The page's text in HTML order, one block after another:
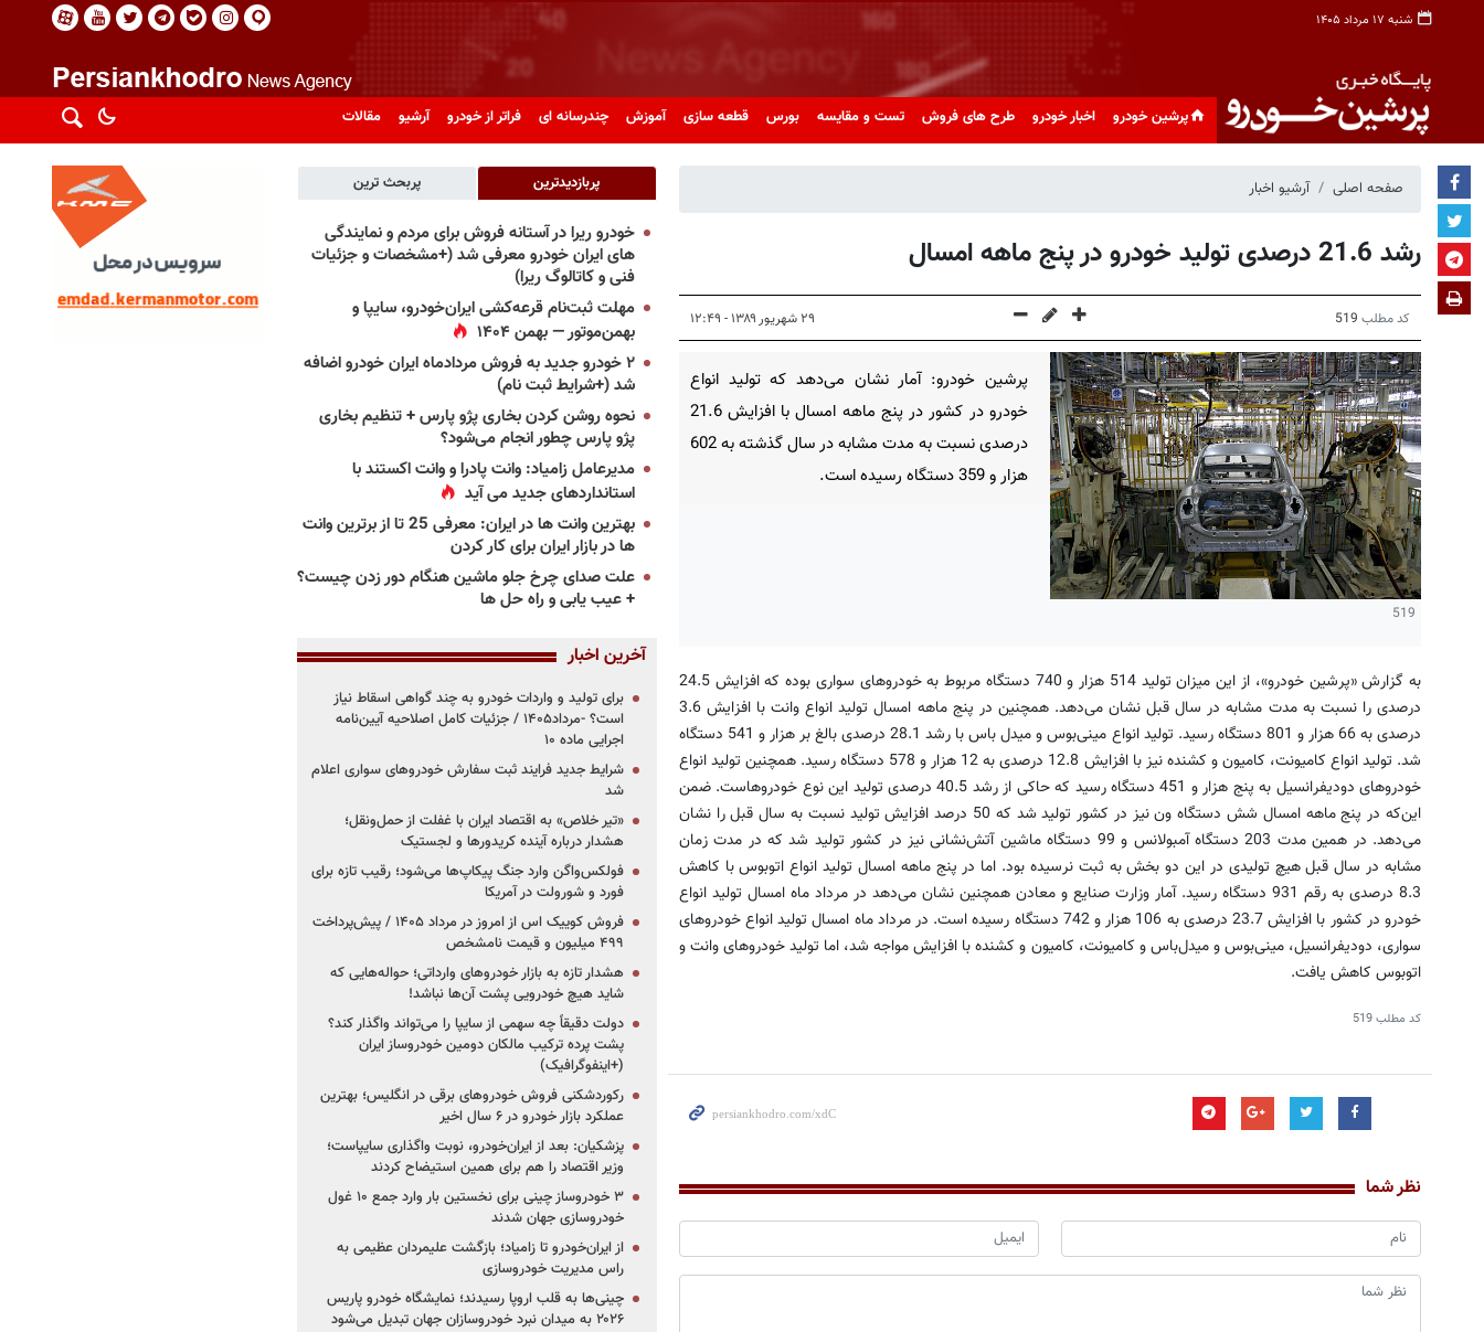
شنبه ۱۷ مرداد ۱۴۰۵
پرشین خودرو اخبار خودرو طرح های فروش تست و مقایسه بورس قطعه سازی آموزش چندرسانه ای فراتر از خودرو آرشیو مقالات
صفحه اصلی آرشیو اخبار
رشد 21.6 درصدی تولید خودرو در پنج ماهه امسال
کد مطلب 519 ۲۹ شهریور ۱۳۸۹ - ۱۲:۴۹
519
پرشین خودرو: آمار نشان می‌دهد كه تولید انواع
خودرو در كشور در پنج ماهه امسال با افزایش 21.6
درصدی نسبت به مدت مشابه در سال گذشته به 602
هزار و 359 دستگاه رسیده است.
به گزارش «پرشین خودرو»، از این میزان تولید 514 هزار و 740 دستگاه مربوط به خودروهای سواری بوده كه افزایش 24.5
درصدی را نسبت به مدت مشابه در سال قبل نشان می‌دهد. همچنین در پنج ماهه امسال تولید انواع وانت با افزایش 3.6
درصدی به 66 هزار و 801 دستگاه رسید. تولید انواع مینی‌بوس و میدل باس با رشد 28.1 درصدی بالغ بر هزار و 541 دستگاه
شد. تولید انواع كامیونت، كامیون و كشنده نیز با افزایش 12.8 درصدی به 12 هزار و 578 دستگاه رسید. همچنین تولید انواع
خودروهای دودیفرانسیل به پنج هزار و 451 دستگاه رسید كه حاكی از رشد 40.5 درصدی تولید این نوع خودروهاست. ضمن
این‌كه در پنج ماهه امسال شش دستگاه ون نیز در كشور تولید شد كه 50 درصد افزایش تولید نسبت به سال قبل را نشان
می‌دهد. در همین مدت 203 دستگاه آمبولانس و 99 دستگاه ماشین آتش‌نشانی نیز در كشور تولید شد كه در مدت زمان
مشابه در سال قبل هیچ تولیدی در این دو بخش به ثبت نرسیده بود. اما در پنج ماهه امسال تولید انواع اتوبوس با كاهش
8.3 درصدی به رقم 931 دستگاه رسید. آمار وزارت صنایع و معادن همچنین نشان می‌دهد در مرداد ماه امسال تولید انواع
خودرو در كشور با افزایش 23.7 درصدی به 106 هزار و 742 دستگاه رسیده است. در مرداد ماه امسال تولید انواع خودروهای
سواری، دودیفرانسیل، مینی‌بوس و میدل‌باس و كامیونت، كامیون و كشنده با افزایش مواجه شد، اما تولید خودروهای وانت و
اتوبوس كاهش یافت.
کد مطلب519
نظر شما
پربازدیدترین پربحث ترین
خودرو ریرا در آستانه فروش برای مردم و نمایندگی
های ایران خودرو معرفی شد (+مشخصات و جزئیات
فنی و کاتالوگ ریرا)
مهلت ثبت‌نام قرعه‌کشی ایران‌خودرو، سایپا و
بهمن‌موتور — بهمن ۱۴۰۴
۲ خودرو جدید به فروش مردادماه ایران خودرو اضافه
شد (+شرایط ثبت نام)
نحوه روشن کردن بخاری پژو پارس + تنظیم بخاری
پژو پارس چطور انجام می‌شود؟
مدیرعامل زامیاد: وانت پادرا و وانت اکستند با
استانداردهای جدید می آید
بهترین وانت ها در ایران: معرفی 25 تا از برترین وانت
ها در بازار ایران برای کار کردن
علت صدای چرخ جلو ماشین هنگام دور زدن چیست؟
+ عیب یابی و راه حل ها
آخرین اخبار
برای تولید و واردات خودرو به چند گواهی اسقاط نیاز
است؟ -مرداد۱۴۰۵ / جزئیات کامل اصلاحیه آیین‌نامه
اجرایی ماده ۱۰
شرایط جدید فرایند ثبت سفارش خودروهای سواری اعلام
شد
«تیر خلاص» به اقتصاد ایران با غفلت از حمل‌ونقل؛
هشدار درباره آینده کریدورها و لجستیک
فولکس‌واگن وارد جنگ پیکاپ‌ها می‌شود؛ رقیب تازه برای
فورد و شورولت در آمریکا
فروش کوییک اس از امروز در مرداد ۱۴۰۵ / پیش‌پرداخت
۴۹۹ میلیون و قیمت نامشخص
هشدار تازه به بازار خودروهای وارداتی؛ حواله‌هایی که
شاید هیچ خودرویی پشت آن‌ها نباشد!
دولت دقیقاً چه سهمی از سایپا را می‌تواند واگذار کند؟
پشت پرده ترکیب مالکان دومین خودروساز ایران
(+اینفوگرافیک)
رکوردشکنی فروش خودروهای برقی در انگلیس؛ بهترین
عملکرد بازار خودرو در ۶ سال اخیر
پزشکیان: بعد از ایران‌خودرو، نوبت واگذاری سایپاست؛
وزیر اقتصاد را هم برای همین استیضاح کردند
۳ خودروساز چینی برای نخستین بار وارد جمع ۱۰ غول
خودروسازی جهان شدند
از ایران‌خودرو تا زامیاد؛ بازگشت علیمردان عظیمی به
راس مدیریت خودروسازی
چینی‌ها به قلب اروپا رسیدند؛ نمایشگاه خودرو پاریس
۲۰۲۶ به میدان نبرد خودروسازان جهان تبدیل می‌شود